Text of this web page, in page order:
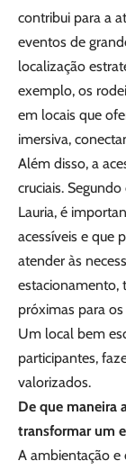
contribui para a
eventos de
localização
exemplo, os
em locais que
imersiva,
Além disso, a
cruciais.
Lauria, é
acessíveis e que
atender às
estacionamento,
próximas para
Um local bem
participantes,
valorizados.
De que maneira
transformar um
A ambientação e